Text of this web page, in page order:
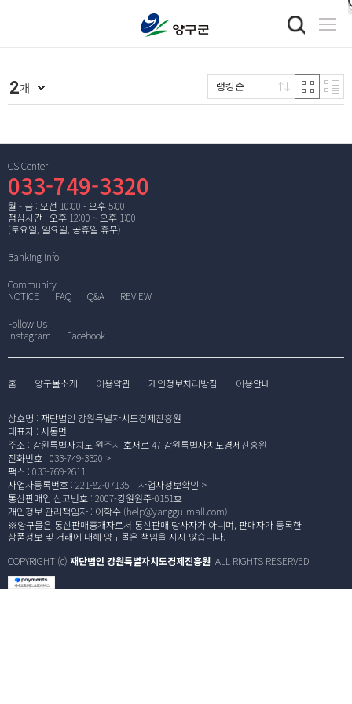
2개 랭킹순
CS Center
033-749-3320
월 - 금 : 오전 10:00 - 오후 5:00
점심시간 : 오후 12:00 ~ 오후 1:00
(토요일, 일요일, 공휴일 휴무)
Banking Info
Community
NOTICE
FAQ Q&A REVIEW
Follow Us
Instagram
Facebook
홈 양구몰소개 이용약관 개인정보처리방침 이용안내
상호명 : 재단법인 강원특별자치도경제진흥원
대표자 : 서동면
주소 : 강원특별자치도 원주시 호저로 47 강원특별자치도경제진흥원
전화번호 : 033-749-3320
팩스 : 033-769-2611
사업자등록번호 : 221-82-07135
사업자정보확인
통신판매업 신고번호 : 2007-강원원주-0151호
개인정보 관리책임자 : 이학수 (help@yanggu-mall.com)
※양구몰은 통신판매중개자로서 통신판매 당사자가 아니며, 판매자가 등록한
상품정보 및 거래에 대해 양구몰은 책임을 지지 않습니다.
COPYRIGHT (c) 재단법인 강원특별자치도경제진흥원 ALL RIGHTS RESERVED.